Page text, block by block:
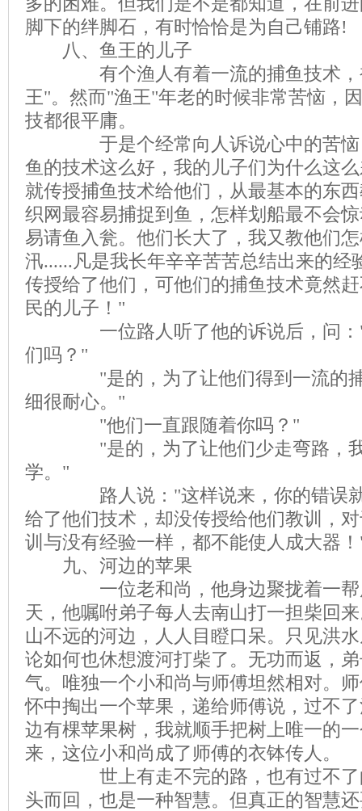
脚下的绊脚石，有时恰恰是为自己铺路!
八、鱼王的儿子
有个渔人有着一流的捕鱼技术，
王"。然而"渔王"年老的时候非常苦恼，
技都很平庸。
于是个经常向人诉说心中的苦恼
鱼的技术这么好，我的儿子们为什么这
就传授捕鱼技术给他们，从最基本的东
织网最容易捕捉到鱼，怎样划船最不会
易请鱼入瓮。他们长大了，我又教他们
汛......凡是我长年辛辛苦苦总结出来的经
传授给了他们，可他们的捕鱼技术竟然
民的儿子！"
一位路人听了他的诉说后，问："
们吗？"
"是的，为了让他们得到一流的捕
细很耐心。"
"他们一直跟随着你吗？"
"是的，为了让他们少走弯路，我
学。"
路人说："这样说来，你的错误就
给了他们技术，却没传授给他们教训，
训与没有经验一样，都不能使人成大器
九、河边的苹果
一位老和尚，他身边聚拢着一帮
天，他嘱咐弟子每人去南山打一担柴回
山不远的河边，人人目瞪口呆。只见洪
论如何也休想渡河打柴了。无功而返，
气。唯独一个小和尚与师傅坦然相对。
怀中掏出一个苹果，递给师傅说，过不
边有棵苹果树，我就顺手把树上唯一的
来，这位小和尚成了师傅的衣钵传人。
世上有走不完的路，也有过不了
头而回，也是一种智慧。但真正的智慧